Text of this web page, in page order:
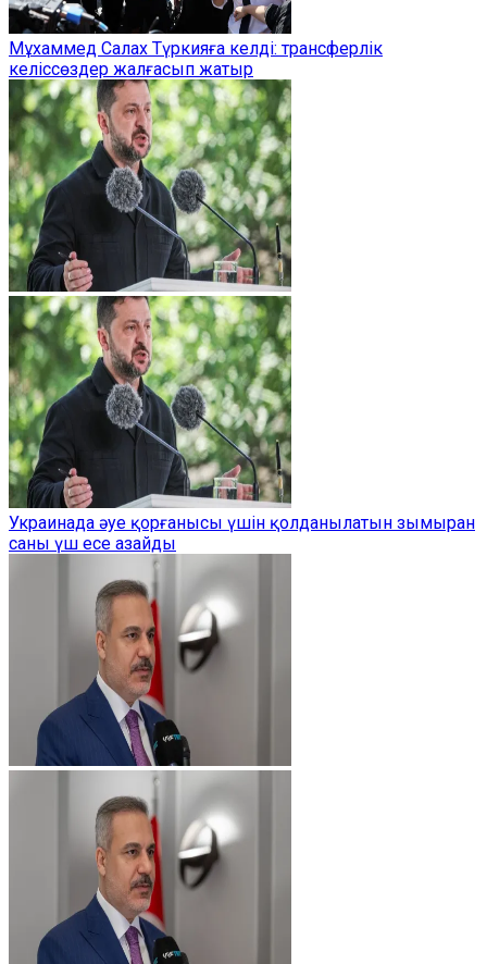
Мұхаммед Салах Түркияға келді: трансферлік
келіссөздер жалғасып жатыр
Украинада әуе қорғанысы үшін қолданылатын зымыран
саны үш есе азайды